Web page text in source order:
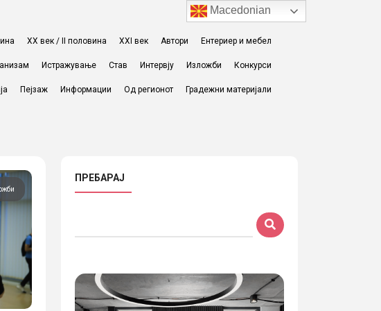
ХХ век / II половина XXI век Автори Ентериер и мебел
Истражување Став Интервју Изложби Конкурси
Пејзаж Информации Од регионот Градежни материјали
ПРЕБАРАЈ
Macedonian